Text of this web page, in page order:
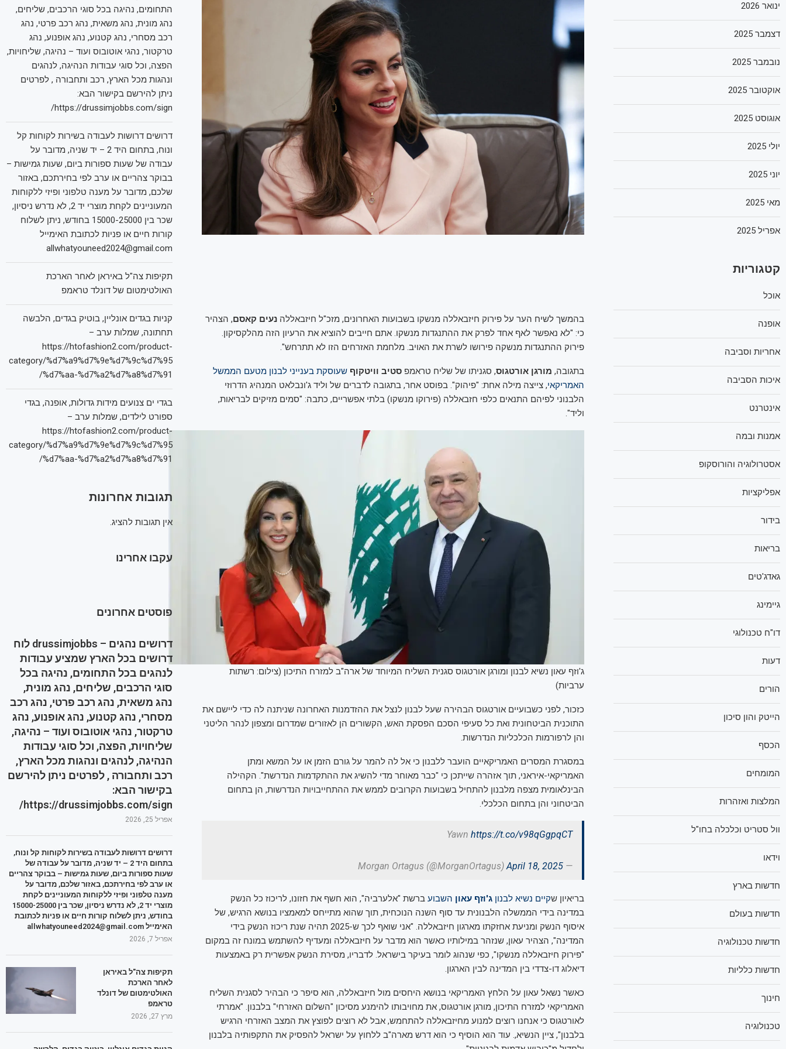
בהמשך לשיח הער על פירוק חיזבאללה מנשקו בשבועות האחרונים, מזכ"ל חיזבאללה נעים קאסם, הצהיר
כי: "לא נאפשר לאף אחד לפרק את ההתנגדות מנשקו. אתם חייבים להוציא את הרעיון הזה מהלקסיקון.
פירוק ההתנגדות מנשקה פירושו לשרת את האויב. מלחמת האזרחים הזו לא תתרחש".
בתגובה, מורגן אורטגוס, סגניתו של שליח טראמפ סטיב וויטקוף שעוסקת בענייני לבנון מטעם הממשל
האמריקאי, צייצה מילה אחת: "פיהוק". בפוסט אחר, בתגובה לדברים של וליד ג'ונבלאט המנהיג הדרוזי
הלבנוני לפיהם התנאים כלפי חזבאללה (פירוקו מנשקו) בלתי אפשריים, כתבה: "סמים מזיקים לבריאות,
וליד".
ג'וזף עאון נשיא לבנון ומורגן אורטגוס סגנית השליח המיוחד של ארה"ב למזרח התיכון (צילום: רשתות
ערביות)
כזכור, לפני כשבועיים אורטגוס הבהירה שעל לבנון לנצל את ההזדמנות האחרונה שניתנה לה כדי ליישם את
התוכנית הביטחונית ואת כל סעיפי הסכם הפסקת האש, הקשורים הן לאזורים שמדרום ומצפון לנהר הליטני
והן לרפורמות הכלכליות הנדרשות.
במסגרת המסרים האמריקאיים הועבר ללבנון כי אל לה להמר על גורם הזמן או על המשא ומתן
האמריקאי-איראני, תוך אזהרה שייתכן כי "כבר מאוחר מדי להשיג את ההתקדמות הנדרשת". הקהילה
הבינלאומית מצפה מלבנון להתחיל בשבועות הקרובים לממש את ההתחייבויות הנדרשות, הן בתחום
הביטחוני והן בתחום הכלכלי.
Yawnhttps://t.co/v98qGgpqCT
— Morgan Ortagus (@MorganOrtagus)
April 18, 2025
בריאיון שקיים נשיא לבנון ג'וזף עאון השבועברשת "אלערביה", הוא חשף את חזונו, לריכוז כל הנשק
במדינה בידי הממשלה הלבנונית עד סוף השנה הנוכחית, תוך שהוא מתייחס למאמציו בנושא הרגיש, של
איסוף הנשק ומניעת אחזקתו מארגון חיזבאללה. "אני שואף לכך ש-2025 תהיה שנת ריכוז הנשק בידי
המדינה", הצהיר עאון, שנזהר במילותיו כאשר הוא מדבר על חיזבאללה ומעדיף להשתמש במונח זה במקום
"פירוק חיזבאללה מנשקו", כפי שנהוג לומר בעיקר בישראל. לדבריו, מסירת הנשק אפשרית רק באמצעות
דיאלוג דו-צדדי בין המדינה לבין הארגון.
כאשר נשאל עאון על הלחץ האמריקאי בנושא היחסים מול חיזבאללה, הוא סיפר כי הבהיר לסגנית השליח
האמריקאי למזרח התיכון, מורגן אורטגוס, את מחויבותו להימנע מסיכון "השלום האזרחי" בלבנון. "אמרתי
לאורטגוס כי אנחנו רוצים למנוע מחיזבאללה להתחמש, אבל לא רוצים לפוצץ את המצב האזרחי הרגיש
בלבנון", ציין הנשיא,. עוד הוא הוסיף כי הוא דרש מארה"ב ללחוץ על ישראל להפסיק את התקפותיה בלבנון
התחומים, נהיגה בכל סוגי הרכבים, שליחים,
נהג מונית, נהג משאית, נהג רכב פרטי, נהג
רכב מסחרי, נהג קטנוע, נהג אופנוע, נהג
טרקטור, נהגי אוטובוס ועוד – נהיגה, שליחויות,
הפצה, וכל סוגי עבודות הנהיגה, לנהגים
ונהגות מכל הארץ, רכב ותחבורה , לפרטים
ניתן להירשם בקישור הבא:
https://drussimjobbs.com/sign/
דרושים דרושות לעבודה בשירות לקוחות קל
ונוח, בתחום היד 2 – יד שניה, מדובר על
עבודה של שעות ספורות ביום, שעות גמישות –
בבוקר צהריים או ערב לפי בחירתכם, באזור
שלכם, מדובר על מענה טלפוני ופיזי ללקוחות
המעוניינים לקחת מוצרי יד 2, לא נדרש ניסיון,
שכר בין 15000-25000 בחודש, ניתן לשלוח
קורות חיים או פניות לכתובת האימייל
allwhatyouneed2024@gmail.com
תקיפות צה"ל באיראן לאחר הארכת
האולטימטום של דונלד טראמפ
קניות בגדים אונליין, בוטיק בגדים, הלבשה
תחתונה, שמלות ערב –
https://htofashion2.com/product-
category/%d7%a9%d7%9e%d7%9c%d7%95
%d7%aa-%d7%a2%d7%a8%d7%91/
בגדי ים צנועים מידות גדולות, אופנה, בגדי
ספורט לילדים, שמלות ערב –
https://htofashion2.com/product-
category/%d7%a9%d7%9e%d7%9c%d7%95
%d7%aa-%d7%a2%d7%a8%d7%91/
תגובות אחרונות
אין תגובות להציג.
עקבו אחרינו
פוסטים אחרונים
דרושים נהגים – drussimjobbs לוח
דרושים בכל הארץ שמציע עבודות
לנהגים בכל התחומים, נהיגה בכל
סוגי הרכבים, שליחים, נהג מונית,
נהג משאית, נהג רכב פרטי, נהג רכב
מסחרי, נהג קטנוע, נהג אופנוע, נהג
טרקטור, נהגי אוטובוס ועוד – נהיגה,
שליחויות, הפצה, וכל סוגי עבודות
הנהיגה, לנהגים ונהגות מכל הארץ,
רכב ותחבורה , לפרטים ניתן להירשם
בקישור הבא:
https://drussimjobbs.com/sign/
אפריל 25, 2026
דרושים דרושות לעבודה בשירות לקוחות קל ונוח,
בתחום היד 2 – יד שניה, מדובר על עבודה של
שעות ספורות ביום, שעות גמישות – בבוקר צהריים
או ערב לפי בחירתכם, באזור שלכם, מדובר על
מענה טלפוני ופיזי ללקוחות המעוניינים לקחת
מוצרי יד 2, לא נדרש ניסיון, שכר בין 15000-25000
בחודש, ניתן לשלוח קורות חיים או פניות לכתובת
האימייל allwhatyouneed2024@gmail.com
אפריל 7, 2026
תקיפות צה"ל באיראן
לאחר הארכת
האולטימטום של דונלד
טראמפ
מרץ 27, 2026
ינואר 2026
דצמבר 2025
נובמבר 2025
אוקטובר 2025
אוגוסט 2025
יולי 2025
יוני 2025
מאי 2025
אפריל 2025
קטגוריות
אוכל
אופנה
אחריות וסביבה
איכות הסביבה
אינטרנט
אמנות ובמה
אסטרולוגיה והורוסקופ
אפליקציות
בידור
בריאות
גאדג'טים
גיימינג
דו"ח טכנולוגי
דעות
הורים
הייטק והון סיכון
הכסף
המומחים
המלצות ואזהרות
וול סטריט וכלכלה בחו"ל
וידאו
חדשות בארץ
חדשות בעולם
חדשות טכנולוגיה
חדשות כלליות
חינוך
טכנולוגיה